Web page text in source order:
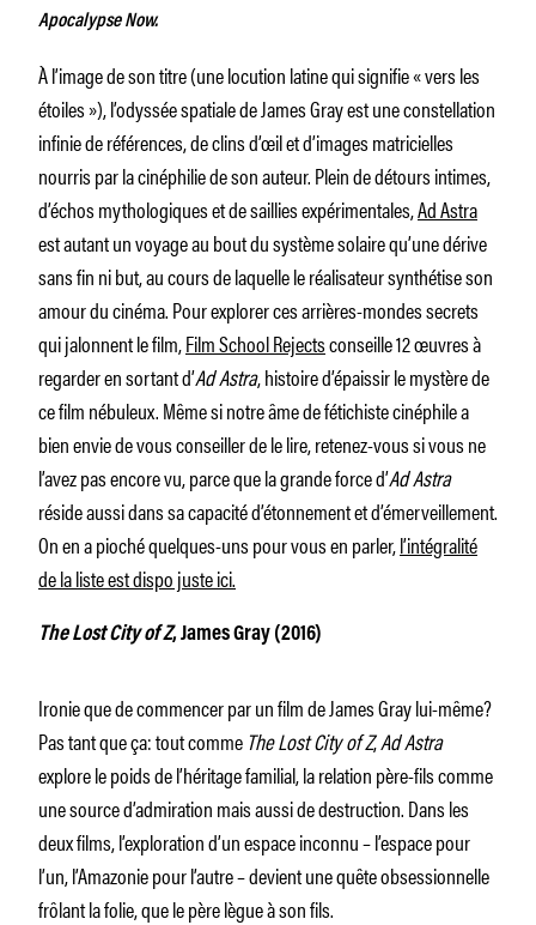
Apocalypse Now.
À l’image de son titre (une locution latine qui signifie « vers les
étoiles »), l’odyssée spatiale de James Gray est une constellation
infinie de références, de clins d’œil et d’images matricielles
nourris par la cinéphilie de son auteur. Plein de détours intimes,
d’échos mythologiques et de saillies expérimentales,Ad Astra
est autant un voyage au bout du système solaire qu’une dérive
sans fin ni but, au cours de laquelle le réalisateur synthétise son
amour du cinéma. Pour explorer ces arrières-mondes secrets
qui jalonnent le film,Film School Rejectsconseille 12 œuvres à
regarder en sortant d’Ad Astra, histoire d’épaissir le mystère de
ce film nébuleux. Même si notre âme de fétichiste cinéphile a
bien envie de vous conseiller de le lire, retenez-vous si vous ne
l’avez pas encore vu, parce que la grande force d’Ad Astra
réside aussi dans sa capacité d’étonnement et d’émerveillement.
On en a pioché quelques-uns pour vous en parler,l’intégralité
de la liste est dispo juste ici.
The Lost City of Z, James Gray (2016)
Ironie que de commencer par un film de James Gray lui-même?
Pas tant que ça: tout comme The Lost City of Z,Ad Astra
explore le poids de l’héritage familial, la relation père-fils comme
une source d’admiration mais aussi de destruction. Dans les
deux films, l’exploration d’un espace inconnu – l’espace pour
l’un, l’Amazonie pour l’autre – devient une quête obsessionnelle
frôlant la folie, que le père lègue à son fils.